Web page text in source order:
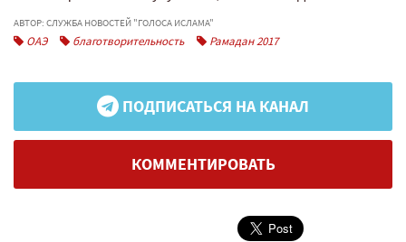
АВТОР: СЛУЖБА НОВОСТЕЙ "ГОЛОСА ИСЛАМА"
ОАЭ благотворительность Рамадан 2017
ПОДПИСАТЬСЯ НА КАНАЛ
КОММЕНТИРОВАТЬ